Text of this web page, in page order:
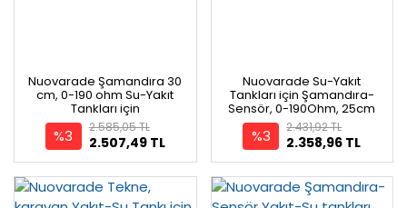
Nuovarade Şamandıra 30
cm, 0-190 ohm Su-Yakıt
Tankları için
%3 2.507,49 TL
2.585,05 TL
Nuovarade Su-Yakıt
Tankları için Şamandıra-
Sensör, 0-190Ohm, 25cm
%3 2.358,96 TL
2.431,92 TL